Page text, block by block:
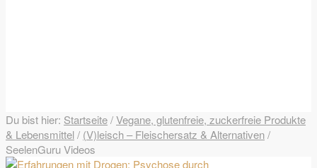
Du bist hier: Startseite/Vegane, glutenfreie, zuckerfreie Produkte
& Lebensmittel/ (V)leisch – Fleischersatz & Alternativen/
SeelenGuru Videos